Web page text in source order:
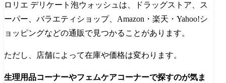
ロリエ デリケート泡ウォッシュは、ドラッグストア、ス
ーパー、バラエティショップ、Amazon・楽天・Yahoo!シ
ョッピングなどの通販で見つかることがあります。
ただし、店舗によって在庫や価格は変わります。
生理用品コーナーやフェムケアコーナーで探すのが気ま